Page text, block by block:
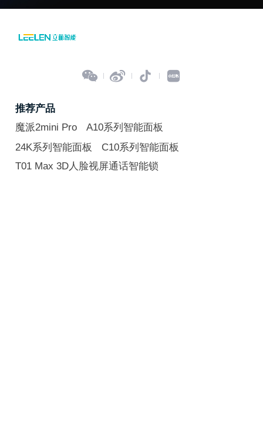
   
推荐产品
魔派2mini Pro
A10系列智能面板
24K系列智能面板
C10系列智能面板
T01 Max 3D人脸视屏通话智能锁